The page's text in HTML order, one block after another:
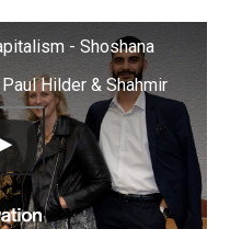
- Shoshana
Hilder & Shahmir